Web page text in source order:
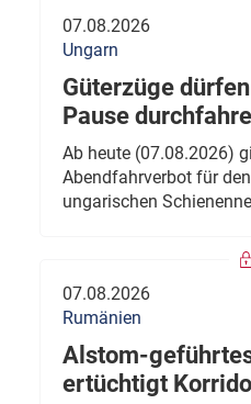
07.08.2026
Ungarn
Güterzüge
Pause
Ab heute (07.08.2026)
Abendfahrverbot für
ungarischen
07.08.2026
Rumänien
Alstom-
ertüchtigt